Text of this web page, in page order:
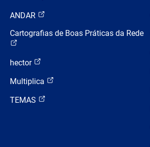
ANDAR
Cartografias de Boas Práticas da Rede
hector
Multiplica
TEMAS